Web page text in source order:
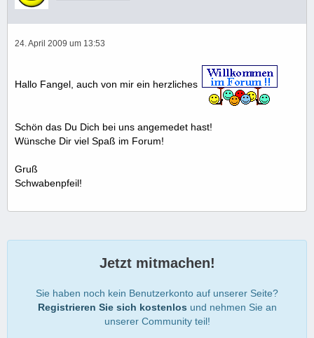
24. April 2009 um 13:53
Hallo Fangel, auch von mir ein herzliches
Schön das Du Dich bei uns angemedet hast!
Wünsche Dir viel Spaß im Forum!
Gruß
Schwabenpfeil!
Jetzt mitmachen!
Sie haben noch kein Benutzerkonto auf unserer Seite?
Registrieren Sie sich kostenlos und nehmen Sie an
unserer Community teil!